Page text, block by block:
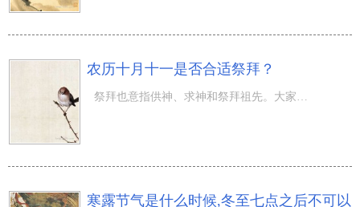
农历十月十一是否合适祭拜？
祭拜也意指供神、求神和祭拜祖先。大家期待根据祭拜来庇佑好运，因此 祭拜也是要挑选一个好的生活。冬初十
寒露节气是什么时候,冬至七点之后不可以